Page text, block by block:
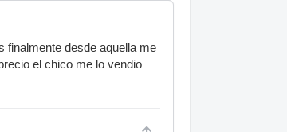
finalmente desde aquella me
el chico me lo vendio